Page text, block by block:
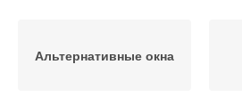
Альтернативные окна